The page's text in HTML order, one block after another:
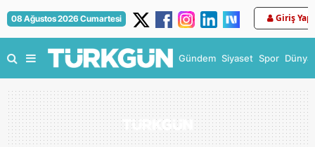
08 Ağustos 2026 Cumartesi Giriş Yap
Gündem Siyaset Spor Dünya